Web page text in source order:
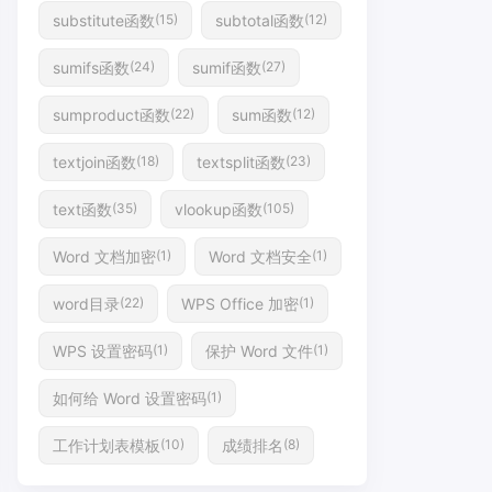
substitute函数(15) subtotal函数(12)
sumifs函数(24) sumif函数(27)
sumproduct函数(22) sum函数(12)
textjoin函数(18) textsplit函数(23)
text函数(35) vlookup函数(105)
Word 文档加密(1) Word 文档安全(1)
word目录(22) WPS Office 加密(1)
WPS 设置密码(1) 保护 Word 文件(1)
如何给 Word 设置密码(1)
工作计划表模板 (10) 成绩排名 (8)